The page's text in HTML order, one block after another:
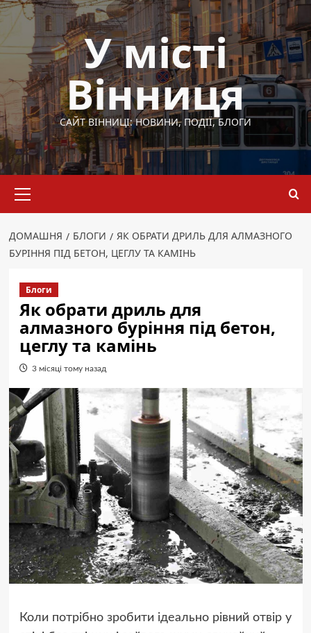
Перейти
до
вмісту
У місті
Вінниця
САЙТ ВІННИЦІ: НОВИНИ, ПОДІЇ, БЛОГИ
меню
ДОМАШНЯ БЛОГИ
ЯК ОБРАТИ ДРИЛЬ ДЛЯ АЛМАЗНОГО
БУРІННЯ ПІД БЕТОН, ЦЕГЛУ ТА КАМІНЬ
Блоги
Як обрати дриль для
алмазного буріння під бетон,
цеглу та камінь
3 місяці тому назад
Коли потрібно зробити ідеально рівний отвір у